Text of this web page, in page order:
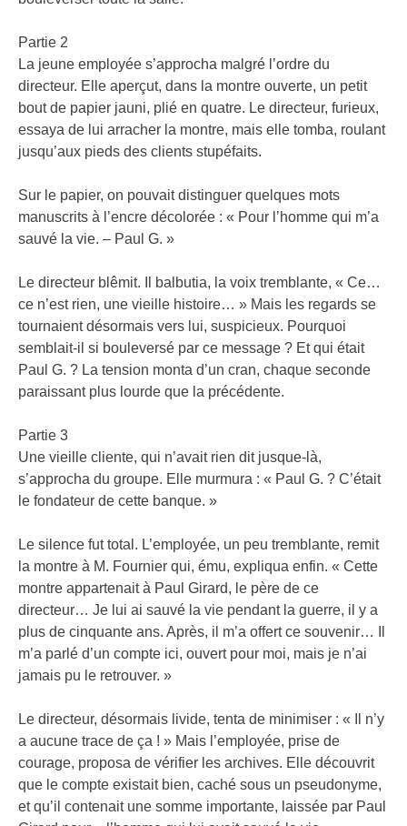
Partie 2
La jeune employée s’approcha malgré l’ordre du
directeur. Elle aperçut, dans la montre ouverte, un petit
bout de papier jauni, plié en quatre. Le directeur, furieux,
essaya de lui arracher la montre, mais elle tomba, roulant
jusqu’aux pieds des clients stupéfaits.
Sur le papier, on pouvait distinguer quelques mots
manuscrits à l’encre décolorée : « Pour l’homme qui m’a
sauvé la vie. – Paul G. »
Le directeur blêmit. Il balbutia, la voix tremblante, « Ce…
ce n’est rien, une vieille histoire… » Mais les regards se
tournaient désormais vers lui, suspicieux. Pourquoi
semblait-il si bouleversé par ce message ? Et qui était
Paul G. ? La tension monta d’un cran, chaque seconde
paraissant plus lourde que la précédente.
Partie 3
Une vieille cliente, qui n’avait rien dit jusque-là,
s’approcha du groupe. Elle murmura : « Paul G. ? C’était
le fondateur de cette banque. »
Le silence fut total. L’employée, un peu tremblante, remit
la montre à M. Fournier qui, ému, expliqua enfin. « Cette
montre appartenait à Paul Girard, le père de ce
directeur… Je lui ai sauvé la vie pendant la guerre, il y a
plus de cinquante ans. Après, il m’a offert ce souvenir… Il
m’a parlé d’un compte ici, ouvert pour moi, mais je n’ai
jamais pu le retrouver. »
Le directeur, désormais livide, tenta de minimiser : « Il n’y
a aucune trace de ça ! » Mais l’employée, prise de
courage, proposa de vérifier les archives. Elle découvrit
que le compte existait bien, caché sous un pseudonyme,
et qu’il contenait une somme importante, laissée par Paul